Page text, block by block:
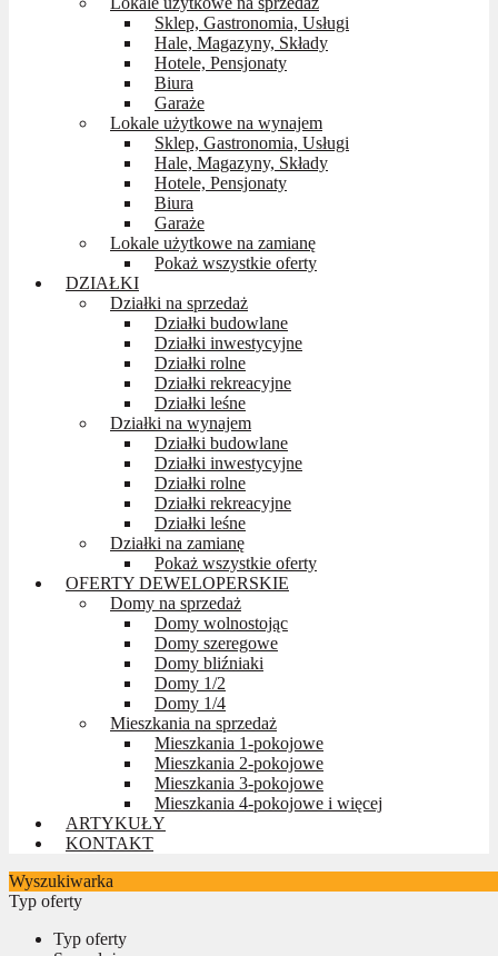
Sklep, Gastronomia, Usługi
Hale, Magazyny, Składy
Hotele, Pensjonaty
Biura
Garaże
Lokale użytkowe na wynajem
Sklep, Gastronomia, Usługi
Hale, Magazyny, Składy
Hotele, Pensjonaty
Biura
Garaże
Lokale użytkowe na zamianę
Pokaż wszystkie oferty
DZIAŁKI
Działki na sprzedaż
Działki budowlane
Działki inwestycyjne
Działki rolne
Działki rekreacyjne
Działki leśne
Działki na wynajem
Działki budowlane
Działki inwestycyjne
Działki rolne
Działki rekreacyjne
Działki leśne
Działki na zamianę
Pokaż wszystkie oferty
OFERTY DEWELOPERSKIE
Domy na sprzedaż
Domy wolnostojąc
Domy szeregowe
Domy bliźniaki
Domy 1/2
Domy 1/4
Mieszkania na sprzedaż
Mieszkania 1-pokojowe
Mieszkania 2-pokojowe
Mieszkania 3-pokojowe
Mieszkania 4-pokojowe i więcej
ARTYKUŁY
KONTAKT
Wyszukiwarka
Typ oferty
Typ oferty